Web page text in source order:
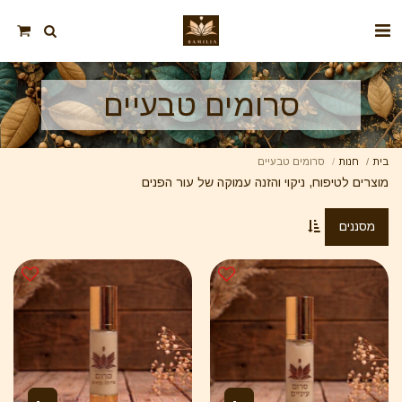
סרומים טבעיים
בית חנות סרומים טבעיים
מוצרים לטיפוח, ניקוי והזנה עמוקה של עור הפנים
מסננים